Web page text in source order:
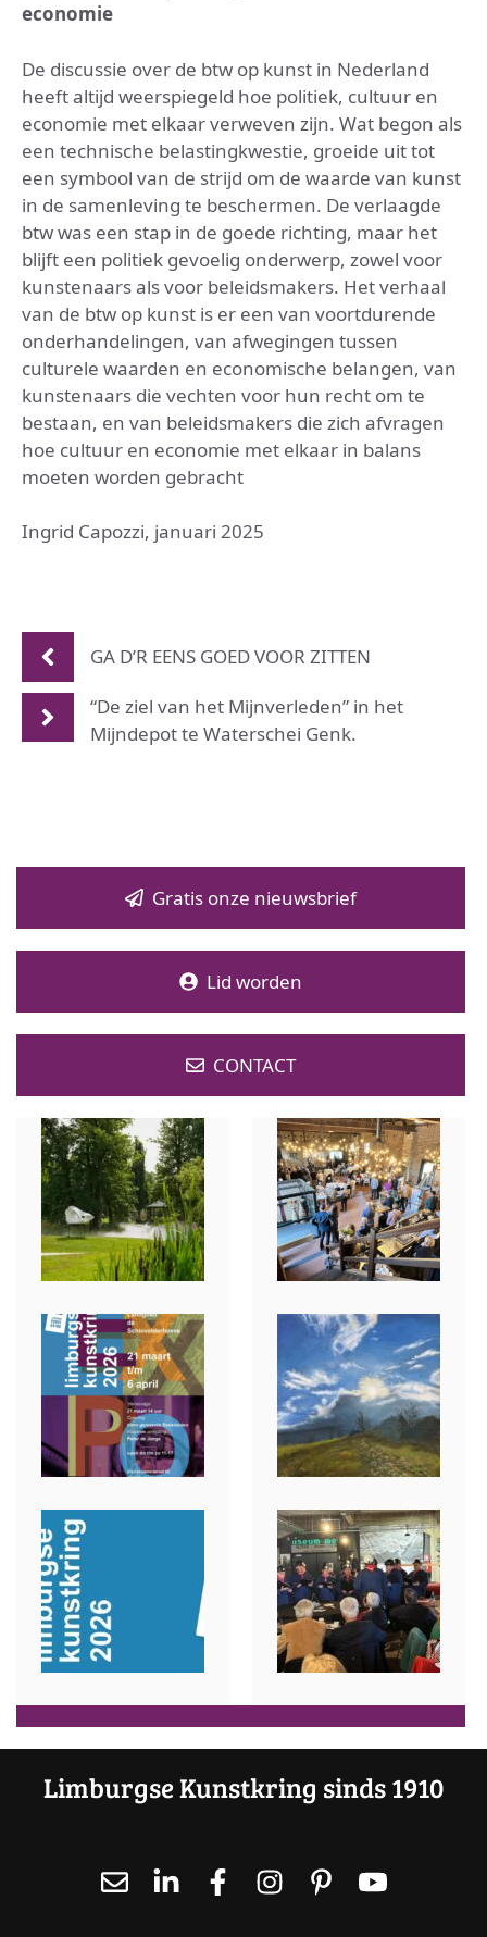
economie
De discussie over de btw op kunst in Nederland
heeft altijd weerspiegeld hoe politiek, cultuur en
economie met elkaar verweven zijn. Wat begon als
een technische belastingkwestie, groeide uit tot
een symbool van de strijd om de waarde van kunst
in de samenleving te beschermen. De verlaagde
btw was een stap in de goede richting, maar het
blijft een politiek gevoelig onderwerp, zowel voor
kunstenaars als voor beleidsmakers. Het verhaal
van de btw op kunst is er een van voortdurende
onderhandelingen, van afwegingen tussen
culturele waarden en economische belangen, van
kunstenaars die vechten voor hun recht om te
bestaan, en van beleidsmakers die zich afvragen
hoe cultuur en economie met elkaar in balans
moeten worden gebracht
Ingrid Capozzi, januari 2025
GA D’R EENS GOED VOOR ZITTEN
“De ziel van het Mijnverleden” in het
Mijndepot te Waterschei Genk.
Gratis onze nieuwsbrief
Lid worden
CONTACT
Limburgse Kunstkring sinds 1910